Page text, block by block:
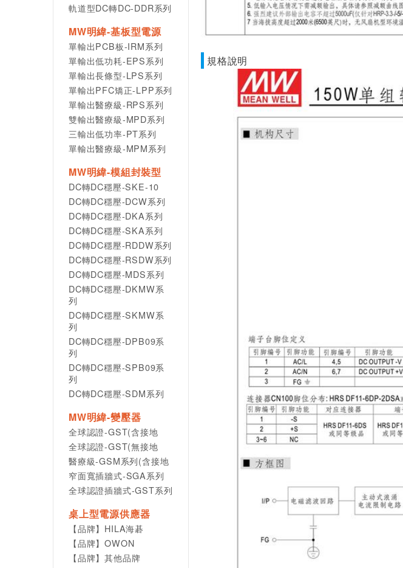
軌道型DC轉DC-DDR系列
MW明緯-基板型電源
單輸出PCB板-IRM系列
單輸出低功耗-EPS系列
單輸出長條型-LPS系列
單輸出PFC矯正-LPP系列
單輸出醫療級-RPS系列
雙輸出醫療級-MPD系列
三輸出低功率-PT系列
單輸出醫療級-MPM系列
MW明緯-模組封裝型
DC轉DC穩壓-SKE-10
DC轉DC穩壓-DCW系列
DC轉DC穩壓-DKA系列
DC轉DC穩壓-SKA系列
DC轉DC穩壓-RDDW系列
DC轉DC穩壓-RSDW系列
DC轉DC穩壓-MDS系列
DC轉DC穩壓-DKMW系
列
DC轉DC穩壓-SKMW系
列
DC轉DC穩壓-DPB09系
列
DC轉DC穩壓-SPB09系
列
DC轉DC穩壓-SDM系列
MW明緯-變壓器
全球認證-GST(含接地
全球認證-GST(無接地
醫療級-GSM系列(含接地
窄面寬插牆式-SGA系列
全球認證插牆式-GST系列
桌上型電源供應器
【品牌】HILA海碁
【品牌】OWON
【品牌】其他品牌
規格說明